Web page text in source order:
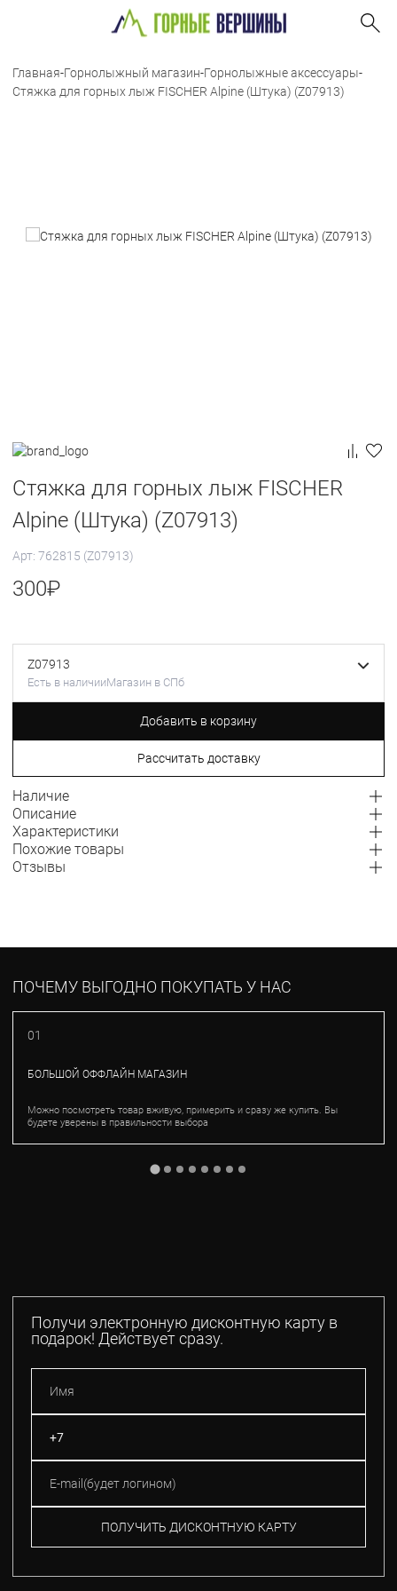
Главная-Горнолыжный магазин-Горнолыжные аксессуары-
Стяжка для горных лыж FISCHER Alpine (Штука) (Z07913)
Стяжка для горных лыж FISCHER
Alpine (Штука) (Z07913)
Арт: 762815 (Z07913)
300₽
Z07913
Есть в наличииМагазин в СПб
Добавить в корзину
Рассчитать доставку
Наличие
Описание
Характеристики
Похожие товары
Отзывы
ПОЧЕМУ ВЫГОДНО ПОКУПАТЬ У НАС
01
БОЛЬШОЙ ОФФЛАЙН МАГАЗИН
Можно посмотреть товар вживую, примерить и сразу же купить. Вы
будете уверены в правильности выбора
Получи электронную дисконтную карту в
подарок! Действует сразу.
ПОЛУЧИТЬ ДИСКОНТНУЮ КАРТУ